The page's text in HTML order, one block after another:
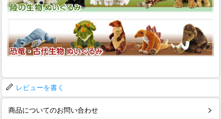
レビューを書く
商品についてのお問い合わせ